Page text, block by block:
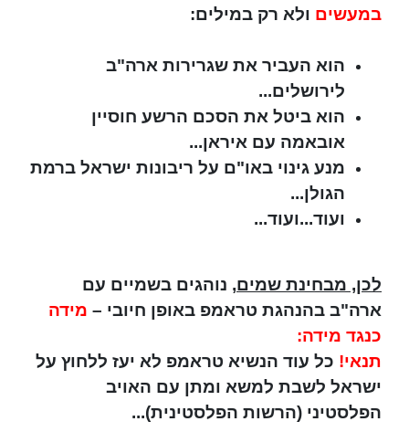
במעשים ולא רק במילים:
הוא העביר את שגרירות ארה"ב
לירושלים...
הוא ביטל את הסכם הרשע חוסיין
אובאמה עם איראן...
מנע גינוי באו"ם על ריבונות ישראל ברמת
הגולן...
ועוד...ועוד...
לכן, מבחינת שמים, נוהגים בשמיים עם
ארה"ב בהנהגת טראמפ באופן חיובי – מידה
כנגד מידה:
תנאי! כל עוד הנשיא טראמפ לא יעז ללחוץ על
ישראל לשבת למשא ומתן עם האויב
הפלסטיני (הרשות הפלסטינית)...